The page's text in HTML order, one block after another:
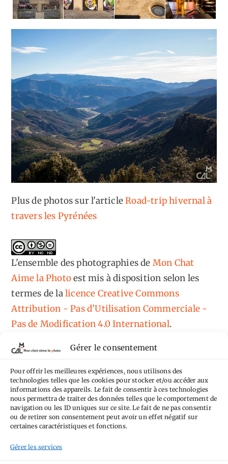
Gérer le consentement
Pour offrir les meilleures expériences, nous utilisons des
technologies telles que les cookies pour stocker et/ou accéder aux
informations des appareils. Le fait de consentir à ces technologies
nous permettra de traiter des données telles que le comportement de
navigation ou les ID uniques sur ce site. Le fait de ne pas consentir
ou de retirer son consentement peut avoir un effet négatif sur
certaines caractéristiques et fonctions.
Gérer les services
Plus de photos sur l'articleRoad-trip hivernal à
travers les Pyrénées
L'ensemble des photographiesde Mon Chat
Aime la Photoest mis à disposition selon les
termes de lalicence Creative Commons
Attribution - Pas d'Utilisation Commerciale -
Pas de Modification 4.0 International.
Tags
Anti tourisme